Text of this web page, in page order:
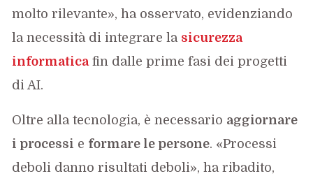
molto rilevante», ha osservato, evidenziando
la necessità di integrare la sicurezza
informaticafin dalle prime fasi dei progetti
di AI.
Oltre alla tecnologia, è necessario aggiornare
i processi e formare le persone. «Processi
deboli danno risultati deboli», ha ribadito,